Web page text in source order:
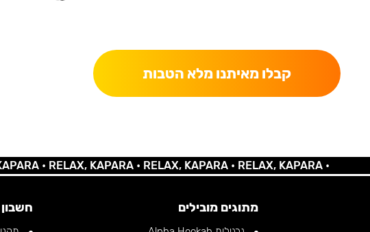
קבלו מאיתנו מלא הטבות
•RELAX, KAPARA •RELAX, KAPARA •RELAX, KAPARA •
מתוגים מובילים חשבון